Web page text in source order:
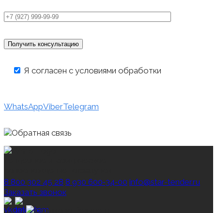
Я согласен с условиями обработки
WhatsAppViberTelegram
8 800 302 45 28 8 930 600‑34‑00 info@star-tender.ru
Заказать звонок